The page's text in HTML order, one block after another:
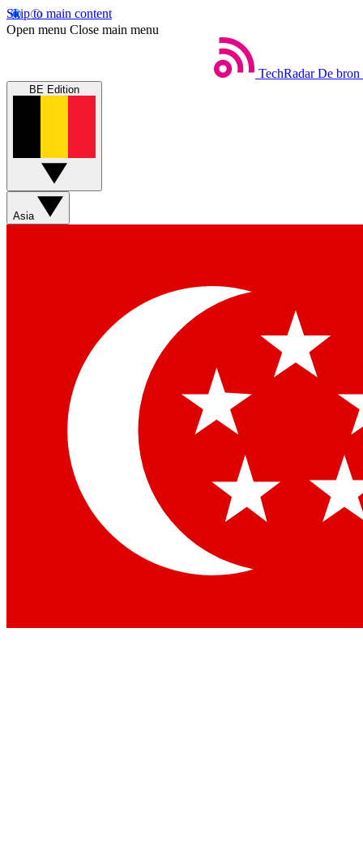
Skip to main content
Open menu Close main menu
TechRadar De bron
BE Edition
Asia